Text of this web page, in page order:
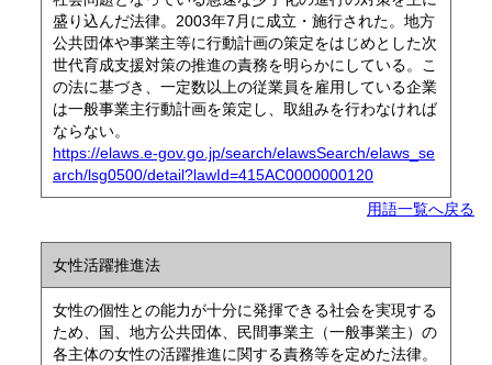
盛り込んだ法律。2003年7月に成立・施行された。地方
公共団体や事業主等に行動計画の策定をはじめとした次
世代育成支援対策の推進の責務を明らかにしている。こ
の法に基づき、一定数以上の従業員を雇用している企業
は一般事業主行動計画を策定し、取組みを行わなければ
ならない。
https://elaws.e-gov.go.jp/search/elawsSearch/elaws_se
arch/lsg0500/detail?lawId=415AC0000000120
用語一覧へ戻る
女性活躍推進法
女性の個性との能力が十分に発揮できる社会を実現する
ため、国、地方公共団体、民間事業主（一般事業主）の
各主体の女性の活躍推進に関する責務等を定めた法律。